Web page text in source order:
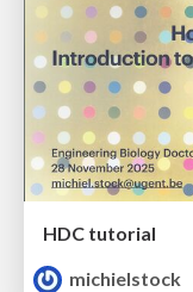
HDC tutorial
michielstock